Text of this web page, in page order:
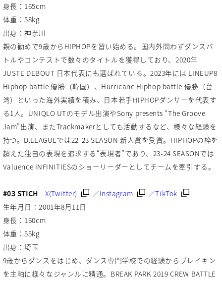
身長：165cm
体重：58kg
出身：神奈川
親の勧めで9歳からHIPHOPを習い始める。国内外問わずダンスバ
トルやコンテストで数々のタイトルを獲得しており、2020年
JUSTE DEBOUT 日本代表にも選ばれている。2023年には LINEUP8
Hiphop battle 優勝（韓国）、Hurricane Hiphop battle 優勝（台
湾）といった海外実績を積み、日本若手HIPHOPダンサーを代表す
る1人。UNIQLO UTのモデル出演やSony presents “The Groove
Jam”出演、またTrackmakerとしても活動するなど、様々な経験を
持つ。D.LEAGUEでは22-23 SEASON 新人賞を受賞。HIPHOPの枠を
超えた独自の表現を追求する“表現者”であり、23-24 SEASONでは
Valuence INFINITIESのショーリーダーとしてチームを牽引する。
#03 STICH X(Twitter) ／Instagram ／TikTok
生年月日：2001年8月11日
身長：160cm
体重：55kg
出身：埼玉
9歳からダンスをはじめ、ダンス専門学校での経験からブレイキン
を主軸に様々なジャンルに精通。BREAK PARK 2019 CREW BATTLE